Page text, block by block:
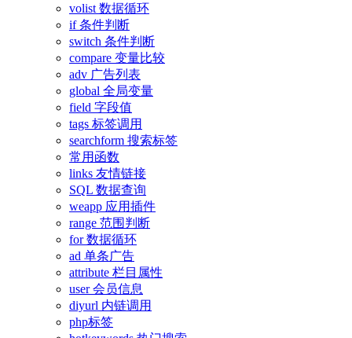
volist 数据循环
if 条件判断
switch 条件判断
compare 变量比较
adv 广告列表
global 全局变量
field 字段值
tags 标签调用
searchform 搜索标签
常用函数
links 友情链接
SQL 数据查询
weapp 应用插件
range 范围判断
for 数据循环
ad 单条广告
attribute 栏目属性
user 会员信息
diyurl 内链调用
php标签